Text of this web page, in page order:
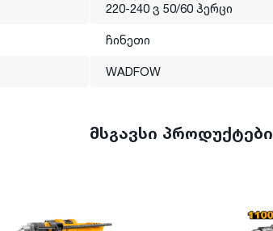
220-240 ვ 50/60 ჰერცი
ჩინეთი
WADFOW
მსგავსი პროდუქტები